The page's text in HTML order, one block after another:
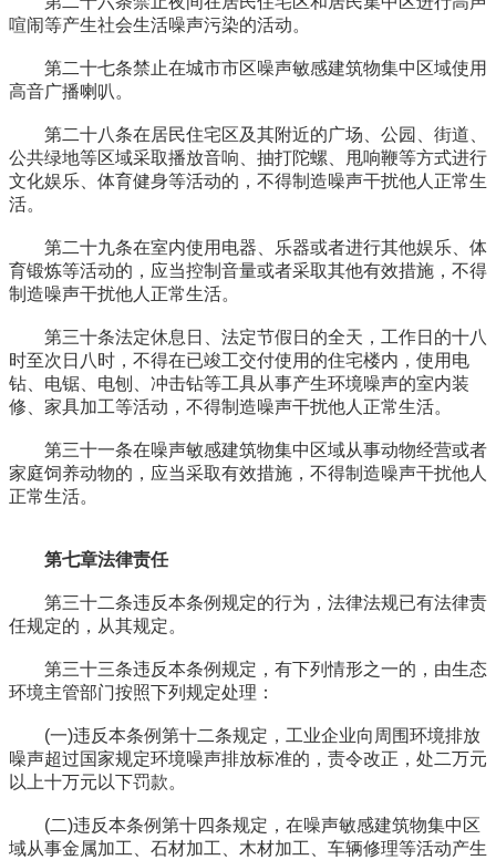
喧闹等产生社会生活噪声污染的活动。
第二十七条禁止在城市市区噪声敏感建筑物集中区域使用
高音广播喇叭。
第二十八条在居民住宅区及其附近的广场、公园、街道、
公共绿地等区域采取播放音响、抽打陀螺、甩响鞭等方式进行
文化娱乐、体育健身等活动的，不得制造噪声干扰他人正常生
活。
第二十九条在室内使用电器、乐器或者进行其他娱乐、体
育锻炼等活动的，应当控制音量或者采取其他有效措施，不得
制造噪声干扰他人正常生活。
第三十条法定休息日、法定节假日的全天，工作日的十八
时至次日八时，不得在已竣工交付使用的住宅楼内，使用电
钻、电锯、电刨、冲击钻等工具从事产生环境噪声的室内装
修、家具加工等活动，不得制造噪声干扰他人正常生活。
第三十一条在噪声敏感建筑物集中区域从事动物经营或者
家庭饲养动物的，应当采取有效措施，不得制造噪声干扰他人
正常生活。
第七章法律责任
第三十二条违反本条例规定的行为，法律法规已有法律责
任规定的，从其规定。
第三十三条违反本条例规定，有下列情形之一的，由生态
环境主管部门按照下列规定处理：
(一)违反本条例第十二条规定，工业企业向周围环境排放
噪声超过国家规定环境噪声排放标准的，责令改正，处二万元
以上十万元以下罚款。
(二)违反本条例第十四条规定，在噪声敏感建筑物集中区
域从事金属加工、石材加工、木材加工、车辆修理等活动产生